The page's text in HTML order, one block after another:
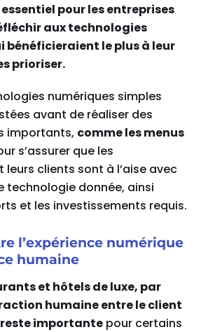
pour les entreprises
aux technologies
bénéficieraient le plus à leur
prioriser.
numériques simples
avant de réaliser des
importants, comme les menus
s’assurer que les
leurs clients sont à l’aise avec
technologie donnée, ainsi
et les investissements requis.
l’expérience numérique
humaine
et hôtels de luxe, par
humaine entre le client
importante pour certains